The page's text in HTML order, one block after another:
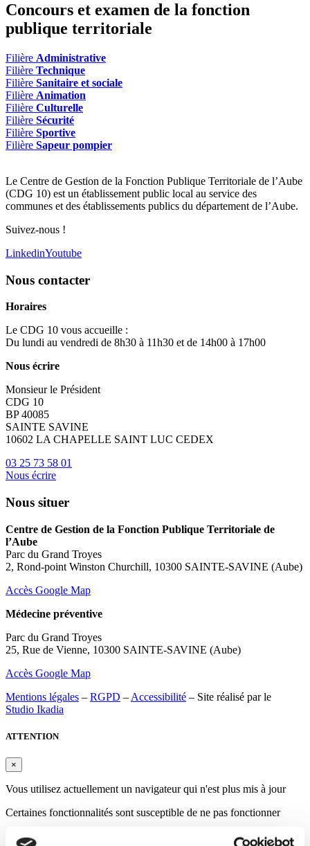
Concours et examen de la fonction
publique territoriale
Filière Administrative
Filière Technique
Filière Sanitaire et sociale
Filière Animation
Filière Culturelle
Filière Sécurité
Filière Sportive
Filière Sapeur pompier
Le Centre de Gestion de la Fonction Publique Territoriale de l’Aube
(CDG 10) est un établissement public local au service des
communes et des établissements publics du département de l’Aube.
Suivez-nous !
LinkedinYoutube
Nous contacter
Horaires
Le CDG 10 vous accueille :
Du lundi au vendredi de 8h30 à 11h30 et de 14h00 à 17h00
Nous écrire
Monsieur le Président
CDG 10
BP 40085
SAINTE SAVINE
10602 LA CHAPELLE SAINT LUC CEDEX
03 25 73 58 01
Nous écrire
Nous situer
Centre de Gestion de la Fonction Publique Territoriale de
l’Aube
Parc du Grand Troyes
2, Rond-point Winston Churchill, 10300 SAINTE-SAVINE (Aube)
Accès Google Map
Médecine préventive
Parc du Grand Troyes
25, Rue de Vienne, 10300 SAINTE-SAVINE (Aube)
Accès Google Map
Mentions légales – RGPD – Accessibilité – Site réalisé par le
Studio Ikadia
ATTENTION
×
Vous utilisez actuellement un navigateur qui n'est plus mis à jour
Certaines fonctionnalités sont susceptible de ne pas fonctionner
Merci de votre compréhension